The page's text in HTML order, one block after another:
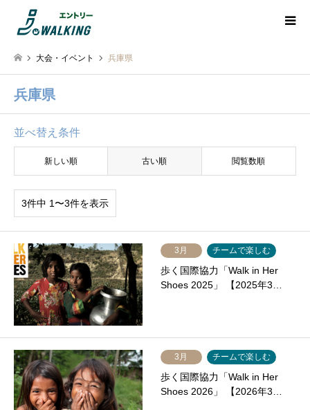
大会・イベント 兵庫県
兵庫県
並べ替え条件
新しい順 古い順 閲覧数順
3件中 1〜3件を表示
3月 チームで楽しむ
歩く国際協力「Walk in Her
Shoes 2025」 【2025年3…
3月 チームで楽しむ
歩く国際協力「Walk in Her
Shoes 2026」 【2026年3…